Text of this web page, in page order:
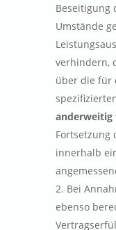
Beseitigung
Umstände
verhindern,
über die für
anderweitig
Fortsetzung
innerhalb
Bei
ebenso